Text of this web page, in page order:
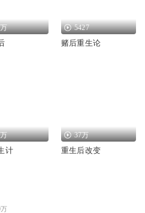
5427
赌后重生论
计
37万
重生后改变